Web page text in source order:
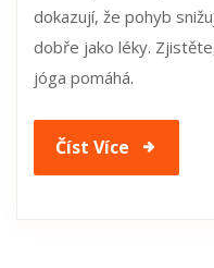
dokazují, že pohyb
dobře jako léky.
jóga pomáhá.
Číst Více